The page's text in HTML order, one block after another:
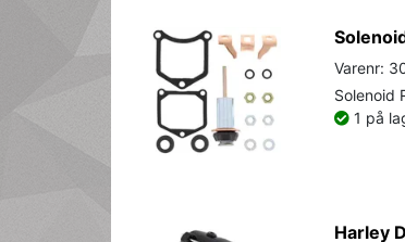
Varenr:
Solenoid
1 på
Harley